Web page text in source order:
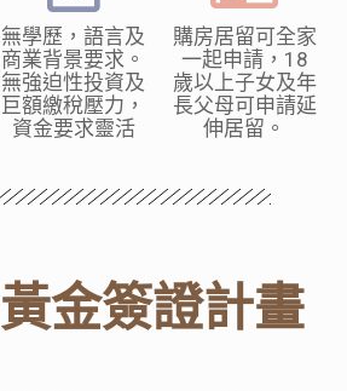
無學歷，語言及
商業背景要求。
無強迫性投資及
巨額繳稅壓力，
資金要求靈活
購房居留可全家
一起申請，18
歲以上子女及年
長父母可申請延
伸居留。
金簽證計畫